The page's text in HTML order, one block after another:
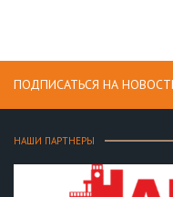
ПОДПИСАТЬСЯ НА
НАШИ ПАРТНЕРЫ